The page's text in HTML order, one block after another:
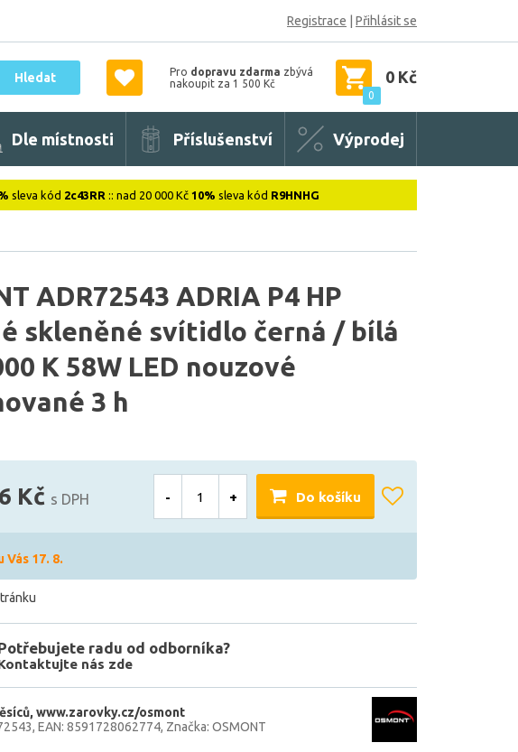
Registrace Přihlásit se
Hledat Pro dopravu zdarma zbývá
nakoupit za 1 500 Kč
0
0 Kč
Dle místnosti Příslušenství Výprodej
sleva kód 2c43RR :: nad 20 000 Kč 10% sleva kód R9HNHG
ADR72543 ADRIA P4 HP
skleněné svítidlo černá / bílá
K 58W LED nouzové
3 h
Kč s DPH - + Do košíku
Vás 17. 8.
radu od odborníka?
nás zde
www.zarovky.cz/osmont
EAN: 8591728062774 Značka: OSMONT